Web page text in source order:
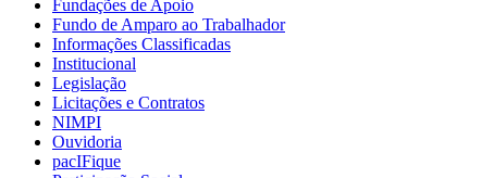
Fundações de Apoio
Fundo de Amparo ao Trabalhador
Informações Classificadas
Institucional
Legislação
Licitações e Contratos
NIMPI
Ouvidoria
pacIFique